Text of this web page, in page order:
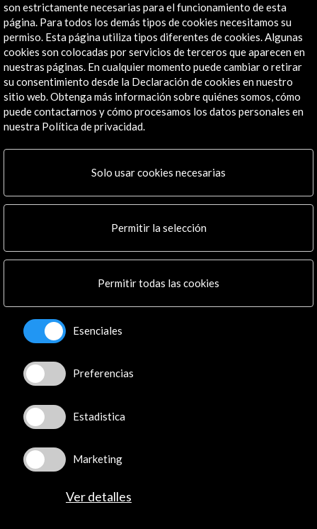
José Abascal, 4 - 4º
28003 Madrid, España
Canales de contacto
Explora
Institucional
Actividades
Programa PICE
Residencias
Multimedia
Boletín digital
Conecta
X (Twitter)
Instagram
LinkedIn
Youtube
Spotify
Flickr
TikTok
son estrictamente necesarias para el funcionamiento de esta
página. Para todos los demás tipos de cookies necesitamos su
permiso. Esta página utiliza tipos diferentes de cookies. Algunas
cookies son colocadas por servicios de terceros que aparecen en
nuestras páginas. En cualquier momento puede cambiar o retirar
su consentimiento desde la Declaración de cookies en nuestro
sitio web. Obtenga más información sobre quiénes somos, cómo
puede contactarnos y cómo procesamos los datos personales en
nuestra Política de privacidad.
Solo usar cookies necesarias
Permitir la selección
Permitir todas las cookies
Esenciales
Preferencias
Estadistica
Marketing
Ver detalles